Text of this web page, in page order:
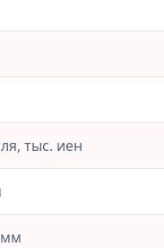
тыс. иен
мм